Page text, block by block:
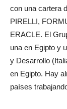
con una cartera
PIRELLI,
ERACLE. El
una en Egipto y
y Desarrollo
en Egipto. Hay
países